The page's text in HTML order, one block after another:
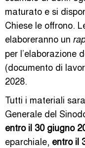
maturato e si
Chiese le offrono.
elaboreranno un
per l’elaborazione
(documento di
2028.
Tutti i materiali
Generale del
entro il 30 giugno
eparchiale, entro il